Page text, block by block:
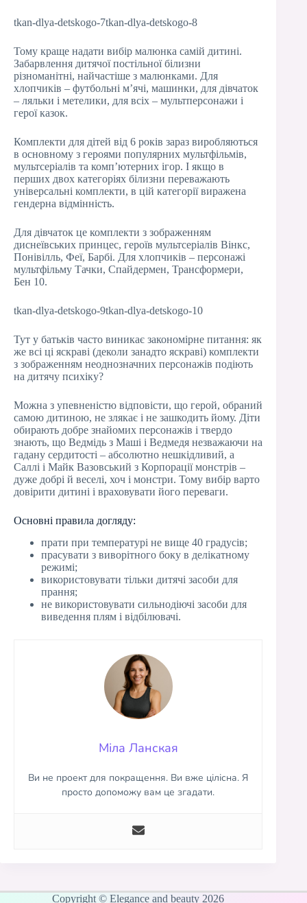
tkan-dlya-detskogo-7tkan-dlya-detskogo-8
Тому краще надати вибір малюнка самій дитині.
Забарвлення дитячої постільної білизни
різноманітні, найчастіше з малюнками. Для
хлопчиків – футбольні м’ячі, машинки, для дівчаток
– ляльки і метелики, для всіх – мультперсонажи і
герої казок.
Комплекти для дітей від 6 років зараз виробляються
в основному з героями популярних мультфільмів,
мультсеріалів та комп’ютерних ігор. І якщо в
перших двох категоріях білизни переважають
універсальні комплекти, в цій категорії виражена
гендерна відмінність.
Для дівчаток це комплекти з зображенням
диснеївських принцес, героїв мультсеріалів Вінкс,
Понівілль, Феї, Барбі. Для хлопчиків – персонажі
мультфільму Тачки, Спайдермен, Трансформери,
Бен 10.
tkan-dlya-detskogo-9tkan-dlya-detskogo-10
Тут у батьків часто виникає закономірне питання: як
же всі ці яскраві (деколи занадто яскраві) комплекти
з зображенням неоднозначних персонажів подіють
на дитячу психіку?
Можна з упевненістю відповісти, що герой, обраний
самою дитиною, не злякає і не зашкодить йому. Діти
обирають добре знайомих персонажів і твердо
знають, що Ведмідь з Маші і Ведмедя незважаючи на
гадану сердитості – абсолютно нешкідливий, а
Саллі і Майк Вазовський з Корпорації монстрів –
дуже добрі й веселі, хоч і монстри. Тому вибір варто
довірити дитині і враховувати його переваги.
Основні правила догляду:
прати при температурі не вище 40 градусів;
прасувати з виворітного боку в делікатному
режимі;
використовувати тільки дитячі засоби для
прання;
не використовувати сильнодіючі засоби для
виведення плям і відбілювачі.
Міла Ланская
Ви не проект для покращення. Ви вже цілісна. Я
просто допоможу вам це згадати.
Copyright © Elegance and beauty 2026